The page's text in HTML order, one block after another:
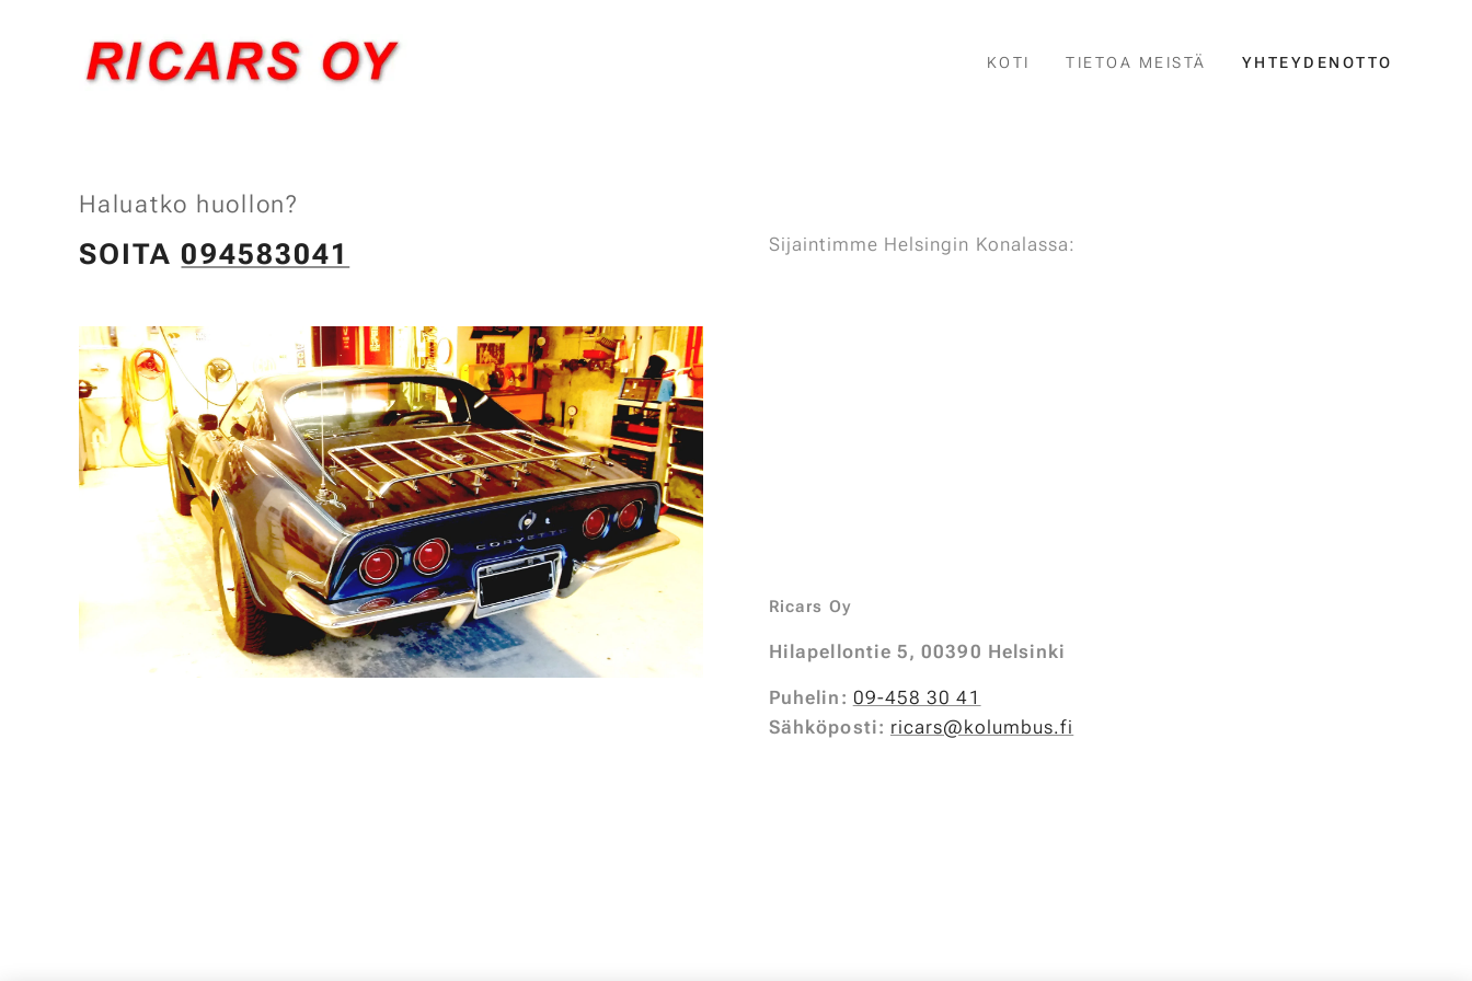
KOTI TIETOA MEISTÄ YHTEYDENOTTO
Haluatko huollon?
SOITA 094583041 Sijaintimme Helsingin Konalassa:
Ricars Oy
Hilapellontie 5, 00390 Helsinki
Puhelin: 09-458 30 41
Sähköposti: ricars@kolumbus.fi